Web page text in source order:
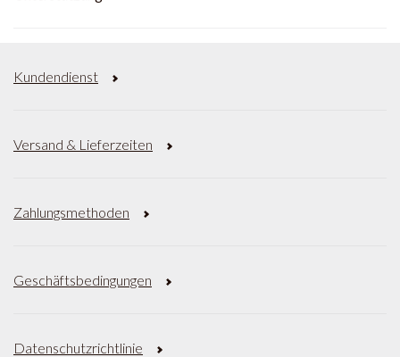
Kundendienst
Versand & Lieferzeiten
Zahlungsmethoden
Geschäftsbedingungen
Datenschutzrichtlinie